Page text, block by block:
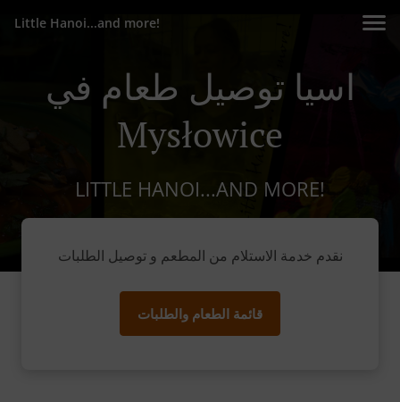
Little Hanoi...and more!
اسيا توصيل طعام في
Mysłowice
LITTLE HANOI...AND MORE!
نقدم خدمة الاستلام من المطعم و توصيل الطلبات
قائمة الطعام والطلبات